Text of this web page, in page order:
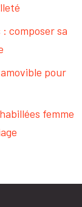
composer sa
pour
femme